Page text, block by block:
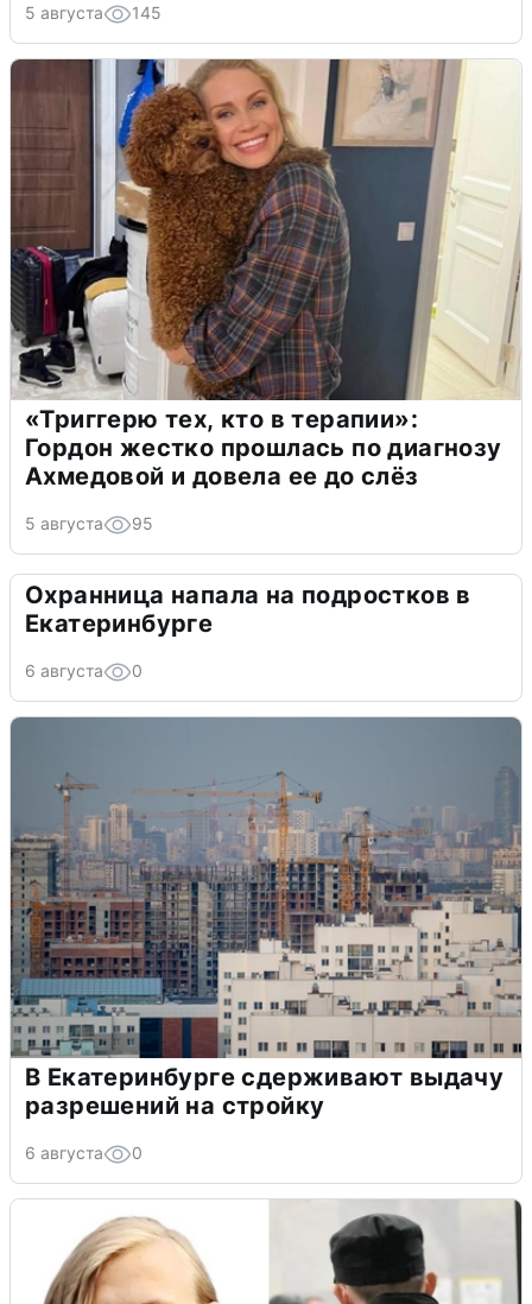
5 августа 145
«Триггерю тех, кто в терапии»:
Гордон жестко прошлась по диагнозу
Ахмедовой и довела ее до слёз
5 августа 95
Охранница напала на подростков в
Екатеринбурге
6 августа 0
В Екатеринбурге сдерживают выдачу
разрешений на стройку
6 августа 0